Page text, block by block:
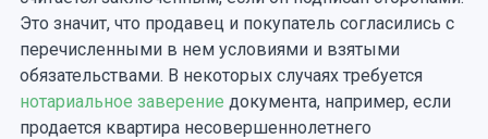
Это значит, что продавец и покупатель согласились с
перечисленными в нем условиями и взятыми
обязательствами. В некоторых случаях требуется
нотариальное заверение документа, например, если
продается квартира несовершеннолетнего